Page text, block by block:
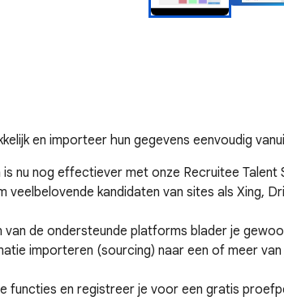
en importeer hun gegevens eenvoudig
nu nog effectiever met onze Recruitee
veelbelovende kandidaten van sites als Xing,
van de ondersteunde platforms blader je
importeren (sourcing) naar een of meer
functies en registreer je voor een gratis